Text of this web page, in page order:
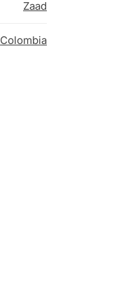
Zaad
Colombia